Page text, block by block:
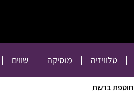
טלוויזיה מוסיקה שווים
ברשת